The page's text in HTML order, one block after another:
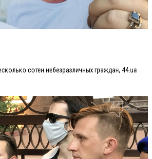
сотен небезразличных граждан, 44.ua